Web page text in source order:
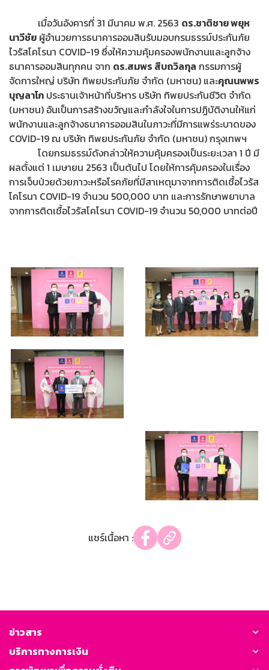
เมื่อวันอังคารที่ 31 มีนาคม พ.ศ. 2563 ดร.ชาติชาย พยุห
นาวีชัย ผู้อำนวยการธนาคารออมสินรับมอบกรมธรรม์ประกันภัย
ไวรัสโคโรนา COVID-19 ซึ่งให้ความคุ้มครองพนักงานและลูกจ้าง
ธนาคารออมสินทุกคน จาก ดร.สมพร สืบถวิลกุล กรรมการผู้
จัดการใหญ่ บริษัท ทิพยประกันภัย จำกัด (มหาชน) และคุณนพพร
บุญลาโภ ประธานเจ้าหน้าที่บริหาร บริษัท ทิพยประกันชีวิต จำกัด
(มหาชน) อันเป็นการสร้างขวัญและกำลังใจในการปฏิบัติงานให้แก่
พนักงานและลูกจ้างธนาคารออมสินในภาวะที่มีการแพร่ระบาดของ
COVID-19 ณ บริษัท ทิพยประกันภัย จำกัด (มหาชน) กรุงเทพฯ
โดยกรมธรรม์ดังกล่าวให้ความคุ้มครองเป็นระยะเวลา 1 ปี มี
ผลตั้งแต่ 1 เมษายน 2563 เป็นต้นไป โดยให้การคุ้มครองในเรื่อง
การเจ็บป่วยด้วยภาวะหรือโรคภัยที่มีสาเหตุมาจากการติดเชื้อไวรัส
โคโรนา COVID-19 จำนวน 500,000 บาท และการรักษาพยาบาล
จากการติดเชื้อไวรัสโคโรนา COVID-19 จำนวน 50,000 บาทต่อปี
แชร์เนื้อหา :
ข่าวสาร
บริการทางการเงิน